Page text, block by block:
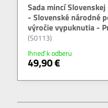
Sada mincí
- Slovenské národné
výročie vypuknutia -
(S0113)
Ihneď k odberu
49,90 €